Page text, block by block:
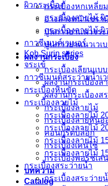
กระเบื้องหกเหลี่ยม
อ่างล้างหน้าเซรา
ปูนกาวยาเเนวจระ
ปูนกาวยาเเนวเวเ
ผลงานกระเบื้อง
กระเบื้องเลียนแ
ผลงานกระเบื้องล
ผลงานกระเบื้องส
กระเบื้องลายไม้
กระเบื้องลายหินอ่
คอนกรีตบล็อก
กระเบื้องเคนไซ
กระเบื้องพอร์ชเล
บทความ
Catalog
ผิวกระเบื้อง
กระเบื้องลายไม้
กระเบื้องลายไม้ ผิ
กาวซีเมนต์เวเบอร์
Koh Surin series
จระเข้
กาวซีเมนต์สระว่ายนํ้าเว
กระเบื้องหินขัด
กระเบื้องลายไม้
กระเบื้องลายไม้
กระเบื้องลายไม้
กระเบื้องลายไม้
กระเบื้องลายไม้
กระเบื้องสระว่ายน้ำ
กระเบื้องสระว่าย